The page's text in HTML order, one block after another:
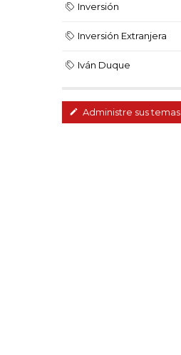
Inversión
Inversión Extranjera
Iván Duque
Administre sus temas